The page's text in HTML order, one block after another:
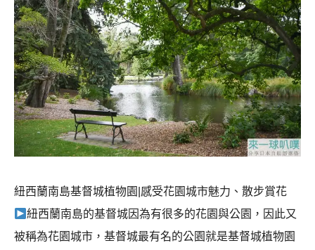
紐西蘭南島基督城植物園|感受花園城市魅力、散步賞花
紐西蘭南島的基督城因為有很多的花園與公園，因此又
被稱為花園城市，基督城最有名的公園就是基督城植物園